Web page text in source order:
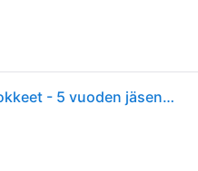
JBL Tour Pro 3 Langattomat in-ear-kuulokkeet - 5 vuoden jäsentakuu HiFi-tuotteille